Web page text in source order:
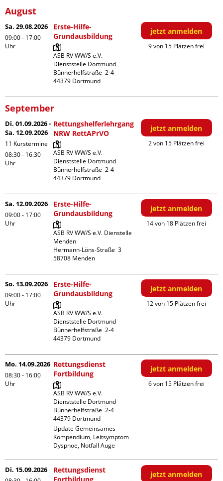
August
Sa. 29.08.2026
09:00 - 17:00
Uhr
Erste-Hilfe-
Grundausbildung
ASB RV WW/S e.V.
Dienststelle Dortmund
Bünnerhelfstraße  2-4
jetzt anmelden
9 von 15 Plätzen frei
September
Di. 01.09.2026 -
Sa. 12.09.2026
11 Kurstermine
08:30 - 16:30
Uhr
Rettungshelferlehrgang
NRW RettAPrVO
ASB RV WW/S e.V.
Dienststelle Dortmund
Bünnerhelfstraße  2-4
jetzt anmelden
2 von 15 Plätzen frei
Sa. 12.09.2026
09:00 - 17:00
Uhr
Erste-Hilfe-
Grundausbildung
ASB RV WW/S e.V. Dienstelle
Menden
Hermann-Löns-Straße  3
jetzt anmelden
14 von 18 Plätzen frei
So. 13.09.2026
09:00 - 17:00
Uhr
Erste-Hilfe-
Grundausbildung
ASB RV WW/S e.V.
Dienststelle Dortmund
Bünnerhelfstraße  2-4
jetzt anmelden
12 von 15 Plätzen frei
Mo. 14.09.2026
08:30 - 16:00
Uhr
Rettungsdienst
Fortbildung
ASB RV WW/S e.V.
Dienststelle Dortmund
Bünnerhelfstraße  2-4
Update Gemeinsames
Kompendium, Leitsymptom
Dyspnoe, Notfall Auge
jetzt anmelden
6 von 15 Plätzen frei
Di. 15.09.2026
Rettungsdienst
jetzt anmelden